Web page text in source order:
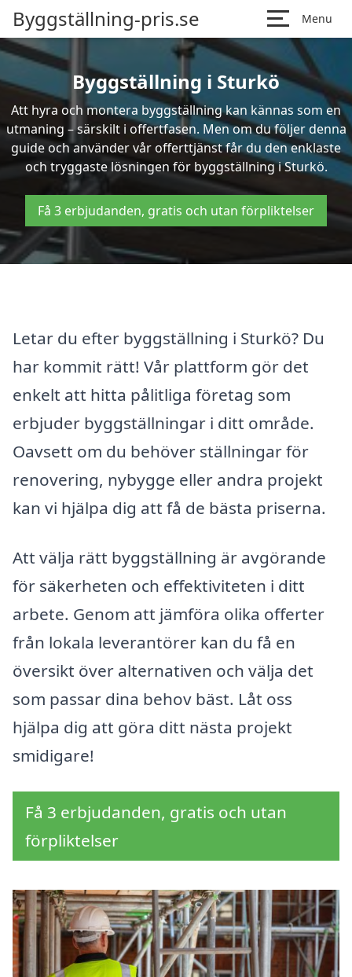
Byggställning-pris.se Menu
Byggställning i Sturkö
Att hyra och montera byggställning kan kännas som en
utmaning – särskilt i offertfasen. Men om du följer denna
guide och använder vår offerttjänst får du den enklaste
och tryggaste lösningen för byggställning i Sturkö.
Få 3 erbjudanden, gratis och utan förpliktelser
Letar du efter byggställning i Sturkö? Du
har kommit rätt! Vår plattform gör det
enkelt att hitta pålitliga företag som
erbjuder byggställningar i ditt område.
Oavsett om du behöver ställningar för
renovering, nybygge eller andra projekt
kan vi hjälpa dig att få de bästa priserna.
Att välja rätt byggställning är avgörande
för säkerheten och effektiviteten i ditt
arbete. Genom att jämföra olika offerter
från lokala leverantörer kan du få en
översikt över alternativen och välja det
som passar dina behov bäst. Låt oss
hjälpa dig att göra ditt nästa projekt
smidigare!
Få 3 erbjudanden, gratis och utan
förpliktelser